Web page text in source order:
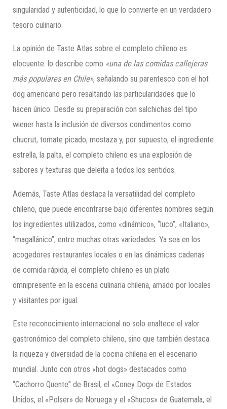
singularidad y autenticidad, lo que lo convierte en un verdadero
tesoro culinario.
La opinión de Taste Atlas sobre el completo chileno es
elocuente: lo describe como «una de las comidas callejeras
más populares en Chile», señalando su parentesco con el hot
dog americano pero resaltando las particularidades que lo
hacen único. Desde su preparación con salchichas del tipo
wiener hasta la inclusión de diversos condimentos como
chucrut, tomate picado, mostaza y, por supuesto, el ingrediente
estrella, la palta, el completo chileno es una explosión de
sabores y texturas que deleita a todos los sentidos.
Además, Taste Atlas destaca la versatilidad del completo
chileno, que puede encontrarse bajo diferentes nombres según
los ingredientes utilizados, como «dinámico», “luco”, «Italiano»,
“magallánico”, entre muchas otras variedades. Ya sea en los
acogedores restaurantes locales o en las dinámicas cadenas
de comida rápida, el completo chileno es un plato
omnipresente en la escena culinaria chilena, amado por locales
y visitantes por igual.
Este reconocimiento internacional no solo enaltece el valor
gastronómico del completo chileno, sino que también destaca
la riqueza y diversidad de la cocina chilena en el escenario
mundial. Junto con otros «hot dogs» destacados como
“Cachorro Quente” de Brasil, el «Coney Dog» de Estados
Unidos, el «Polser» de Noruega y el «Shucos» de Guatemala, el